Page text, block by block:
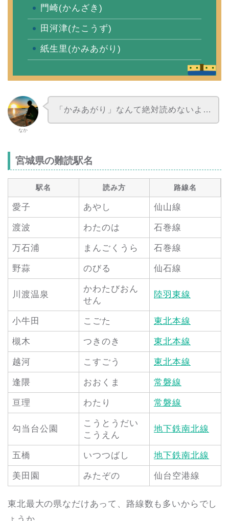
門崎(かんざき)
田河津(たこうず)
紙生里(かみあがり)
なか
「かみあがり」なんて絶対読めないよ…
宮城県の難読駅名
駅名 読み方 路線名
愛子 あやし 仙山線
渡波 わたのは 石巻線
万石浦 まんごくうら 石巻線
野蒜 のびる 仙石線
川渡温泉
かわたびおん
せん
陸羽東線
小牛田 こごた 東北本線
槻木 つきのき 東北本線
越河 こすごう 東北本線
逢隈 おおくま 常磐線
亘理 わたり 常磐線
勾当台公園
こうとうだい
こうえん
地下鉄南北線
五橋 いつつばし 地下鉄南北線
美田園 みたぞの 仙台空港線
東北最大の県なだけあって、路線数も多いからでし